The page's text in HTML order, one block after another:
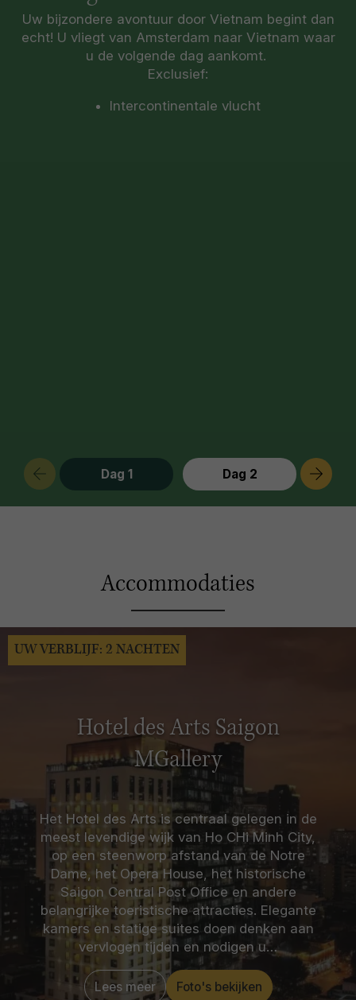
Dag 1 Dag 2
Uw bijzondere avontuur door Vietnam begint dan
echt! U vliegt van Amsterdam naar Vietnam waar
u de volgende dag aankomt.
Exclusief:
Intercontinentale vlucht
Accommodaties
Hotel des Arts Saigon
MGallery
Het Hotel des Arts is centraal gelegen in de
meest levendige wijk van Ho CHi Minh City,
op een steenworp afstand van de Notre
Dame, het Opera House, het historische
Saigon Central Post Office en andere
belangrijke toeristische attracties. Elegante
kamers en statige suites doen denken aan
vervlogen tijden en nodigen u…
Lees meer Foto's bekijken
UW VERBLIJF: 2 NACHTEN